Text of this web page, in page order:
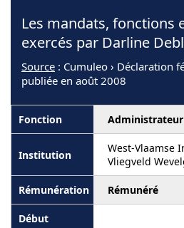
Les mandats, fonctions
exercés par Darline
Source : Cumuleo › Déclaration
publiée en août 2008
Administrateur
West-Vlaamse
Vliegveld
Rémunéré